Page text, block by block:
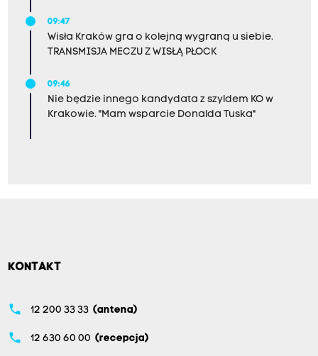
09:47
Wisła Kraków gra o kolejną wygraną u siebie.
TRANSMISJA MECZU Z WISŁĄ PŁOCK
09:46
Nie będzie innego kandydata z szyldem KO w
Krakowie. "Mam wsparcie Donalda Tuska"
KONTAKT
phone 12 200 33 33 (antena)
phone 12 630 60 00 (recepcja)